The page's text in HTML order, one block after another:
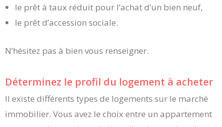
le prêt à taux réduit pour l’achat d’un bien neuf,
le prêt d’accession sociale.
N’hésitez pas à bien vous renseigner.
Déterminez le profil du logement à acheter
Il existe différents types de logements sur le marché
immobilier. Vous avez le choix entre un appartement